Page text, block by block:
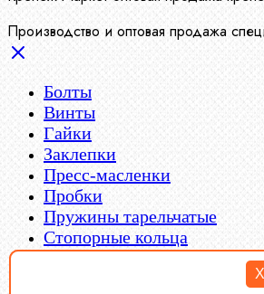
X
Производство и оптовая продажа
Болты
Винты
Гайки
Заклепки
Пресс-масленки